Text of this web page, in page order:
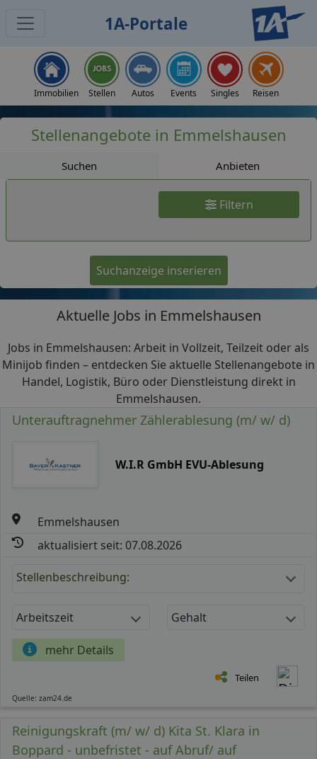
1A-Portale
Immobilien Stellen Autos Events Singles Reisen
Stellenangebote in Emmelshausen
Suchen Anbieten
Filtern
Suchanzeige inserieren
Aktuelle Jobs in Emmelshausen
Jobs in Emmelshausen: Arbeit in Vollzeit, Teilzeit oder als
Minijob finden – entdecken Sie aktuelle Stellenangebote in
Handel, Logistik, Büro oder Dienstleistung direkt in
Emmelshausen.
Unterauftragnehmer Zählerablesung (m/ w/ d)
W.I.R GmbH EVU-Ablesung
Emmelshausen
aktualisiert seit: 07.08.2026
Stellenbeschreibung:
Arbeitszeit Gehalt
mehr Details
Teilen
Quelle: zam24.de
Reinigungskraft (m/ w/ d) Kita St. Klara in
Boppard - unbefristet - auf Abruf/ auf